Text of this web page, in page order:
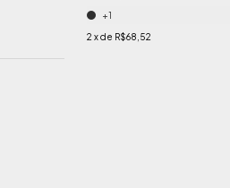
+1
2 x de R$68,52